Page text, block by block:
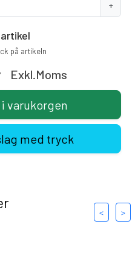
+
på artikeln
Exkl.moms
varukorgen
med tryck
< >